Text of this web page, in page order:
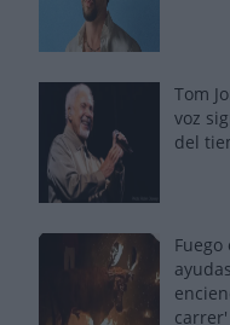
Tom
voz
del
carrer'